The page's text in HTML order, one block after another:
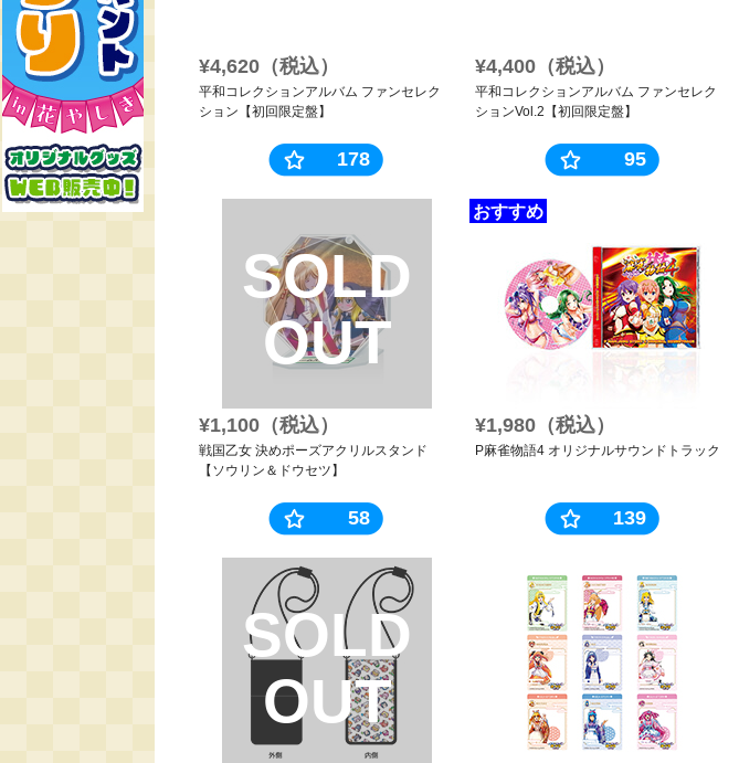
¥4,620（税込）
平和コレクションアルバム ファンセレク
ション【初回限定盤】
178
¥4,400（税込）
平和コレクションアルバム ファンセレク
ションVol.2【初回限定盤】
95
SOLD
OUT
¥1,100（税込）
戦国乙女 決めポーズアクリルスタンド
【ソウリン＆ドウセツ】
58
おすすめ
¥1,980（税込）
P麻雀物語4 オリジナルサウンドトラック
139
SOLD
OUT